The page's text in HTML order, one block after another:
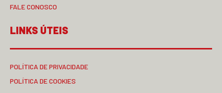
FALE CONOSCO
LINKS ÚTEIS
POLÍTICA DE PRIVACIDADE
POLÍTICA DE COOKIES